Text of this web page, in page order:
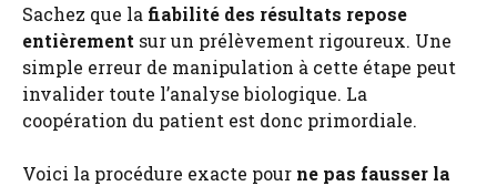
Sachez que la fiabilité des résultats repose
entièrement sur un prélèvement rigoureux. Une
simple erreur de manipulation à cette étape peut
invalider toute l’analyse biologique. La
coopération du patient est donc primordiale.
Voici la procédure exacte pour ne pas fausser la